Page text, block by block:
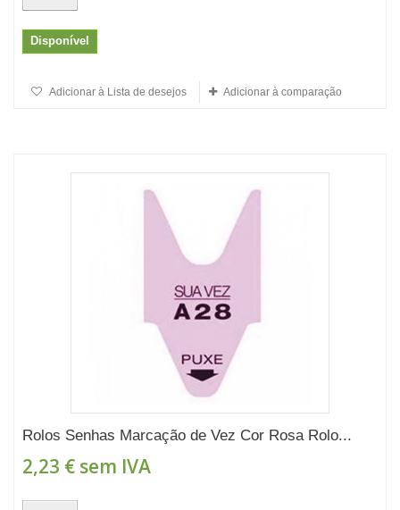
Disponível
Adicionar à Lista de desejos Adicionar à comparação
Rolos Senhas Marcação de Vez Cor Rosa Rolo...
2,23 € sem IVA